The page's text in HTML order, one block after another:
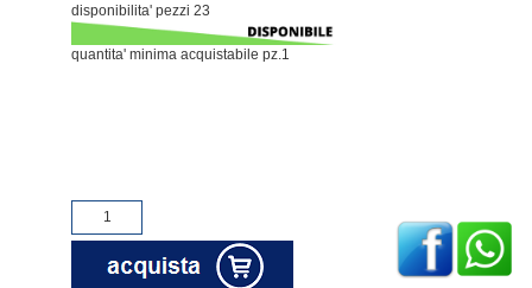
disponibilita' pezzi 23
quantita' minima acquistabile pz.1